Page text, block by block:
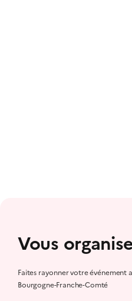
Vous
Faites rayonner votre événement
Bourgogne-Franche-Comté